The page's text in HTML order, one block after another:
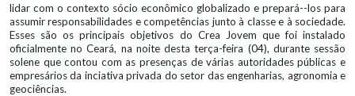
lidar com o contexto sócio econômico globalizado e prepará--los para
assumir responsabilidades e competências junto à classe e à sociedade.
Esses são os principais objetivos do Crea Jovem que foi instalado
oficialmente no Ceará, na noite desta terça-feira (04), durante sessão
solene que contou com as presenças de várias autoridades públicas e
empresários da inciativa privada do setor das engenharias, agronomia e
geociências.